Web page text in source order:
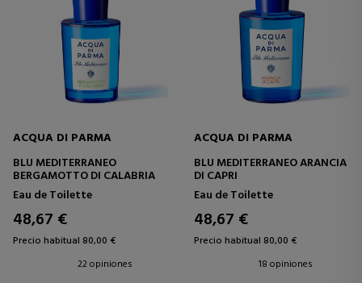
ACQUA DI PARMA
BLU MEDITERRANEO
BERGAMOTTO DI CALABRIA
Eau de Toilette
48,67 €
Precio habitual 80,00 €
22 opiniones
ACQUA DI PARMA
BLU MEDITERRANEO ARANCIA
DI CAPRI
Eau de Toilette
48,67 €
Precio habitual 80,00 €
18 opiniones